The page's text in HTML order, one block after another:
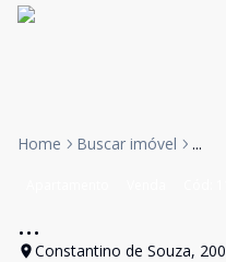
Home Buscar imóvel ...
...
Constantino de Souza,